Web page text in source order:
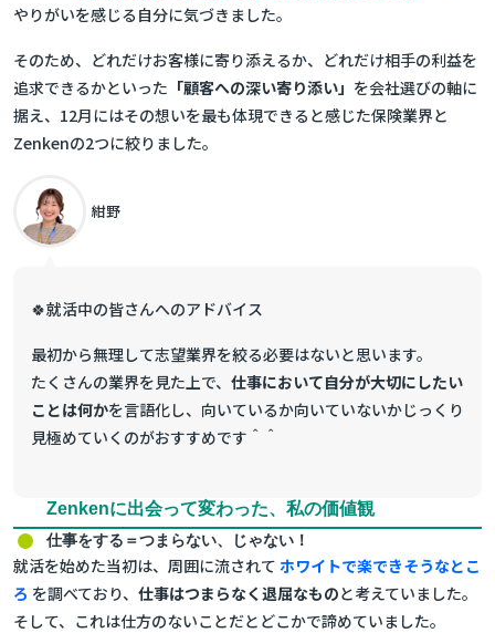
やりがいを感じる自分に気づきました。
そのため、どれだけお客様に寄り添えるか、どれだけ相手の利益を
追求できるかといった 「顧客への深い寄り添い」 を会社選びの軸に
据え、12月にはその想いを最も体現できると感じた保険業界と
Zenkenの2つに絞りました。
紺野
🍀就活中の皆さんへのアドバイス
最初から無理して志望業界を絞る必要はないと思います。
たくさんの業界を見た上で、 仕事において自分が大切にしたい
ことは何かを言語化し、向いているか向いていないかじっくり
見極めていくのがおすすめです＾＾
Zenkenに出会って変わった、私の価値観
仕事をする＝つまらない、じゃない！
就活を始めた当初は、周囲に流されて ホワイトで楽できそうなとこ
ろ を調べており、 仕事はつまらなく退屈なものと考えていました。
そして、これは仕方のないことだとどこかで諦めていました。